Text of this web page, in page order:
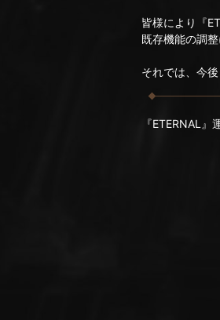
皆様により『
既存機能の調
それでは、今
『ETERNAL』